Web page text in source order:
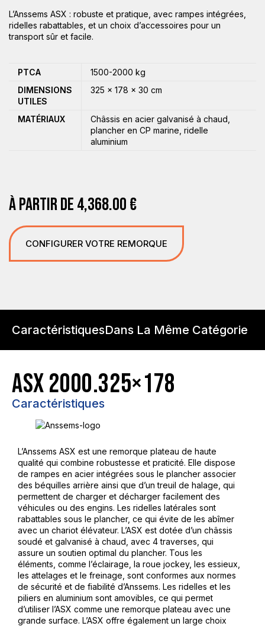
L’Anssems ASX : robuste et pratique, avec rampes intégrées,
ridelles rabattables, et un choix d’accessoires pour un
transport sûr et facile.
PTCA
1500-2000 kg
DIMENSIONS
UTILES
325 × 178 × 30 cm
MATÉRIAUX
Châssis en acier galvanisé à chaud,
plancher en CP marine, ridelle
aluminium
À PARTIR DE4,368.00€
CONFIGURER VOTRE REMORQUE
CaractéristiquesDans La Même Catégorie
ASX 2000.325×178
Caractéristiques
L’Anssems ASX est une remorque plateau de haute
qualité qui combine robustesse et praticité. Elle dispose
de rampes en acier intégrées sous le plancher associer
des béquilles arrière ainsi que d’un treuil de halage, qui
permettent de charger et décharger facilement des
véhicules ou des engins. Les ridelles latérales sont
rabattables sous le plancher, ce qui évite de les abîmer
avec un chariot élévateur. L’ASX est dotée d’un châssis
soudé et galvanisé à chaud, avec 4 traverses, qui
assure un soutien optimal du plancher. Tous les
éléments, comme l’éclairage, la roue jockey, les essieux,
les attelages et le freinage, sont conformes aux normes
de sécurité et de fiabilité d’Anssems. Les ridelles et les
piliers en aluminium sont amovibles, ce qui permet
d’utiliser l’ASX comme une remorque plateau avec une
grande surface. L’ASX offre également un large choix